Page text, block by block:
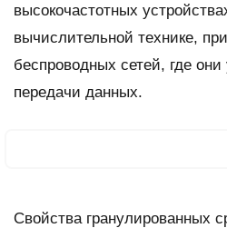
высокочастотных
вычислительной технике,
беспроводных сетей, где
передачи данных.
Свойства гранулированных